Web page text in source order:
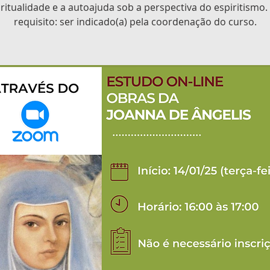
e a autoajuda sob a perspectiva do espiritismo.
requisito: ser indicado(a) pela coordenação do curso.